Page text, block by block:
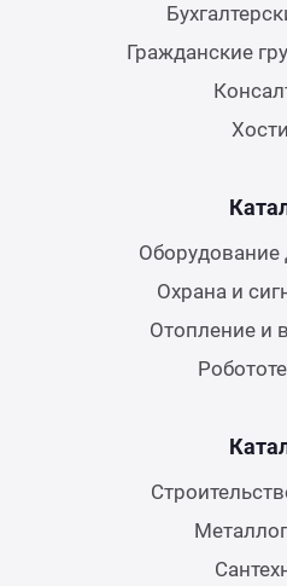
Гражданские
Оборудование
Охрана и
Отопление и